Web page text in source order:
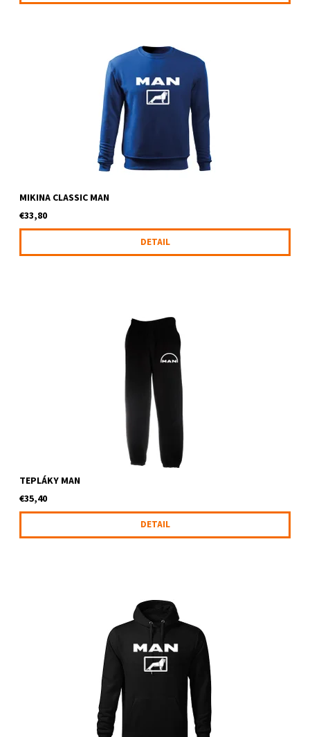
Mikina classic s logom MAN
MIKINA CLASSIC MAN
€33,80
DETAIL
TEPLÁKY MAN
€35,40
DETAIL
Mikina s kapucňou a logom MAN